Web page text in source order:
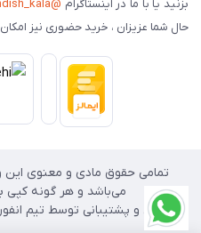
بزنید یا با ما در اینستاگرام @nikandish_kala
حال شما عزیزان ، خرید حضوری نیز
تمامی حقوق مادی و معنوی
می‌باشد و هر گونه کپی
طراحی و پشتیبانی توسط تیم